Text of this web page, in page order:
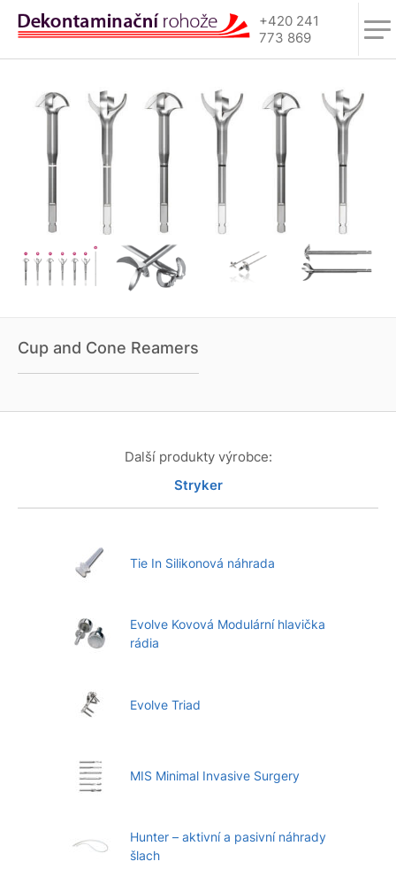
+420 241
773 869
Cup and Cone Reamers
Další produkty výrobce:
Stryker
Tie In Silikonová náhrada
Evolve Kovová Modulární hlavička
rádia
Evolve Triad
MIS Minimal Invasive Surgery
Hunter – aktivní a pasivní náhrady
šlach